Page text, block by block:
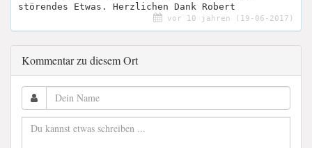
störendes Etwas. Herzlichen Dank Robert
vor 10 jahren (19-06-2017)
Kommentar zu diesem Ort